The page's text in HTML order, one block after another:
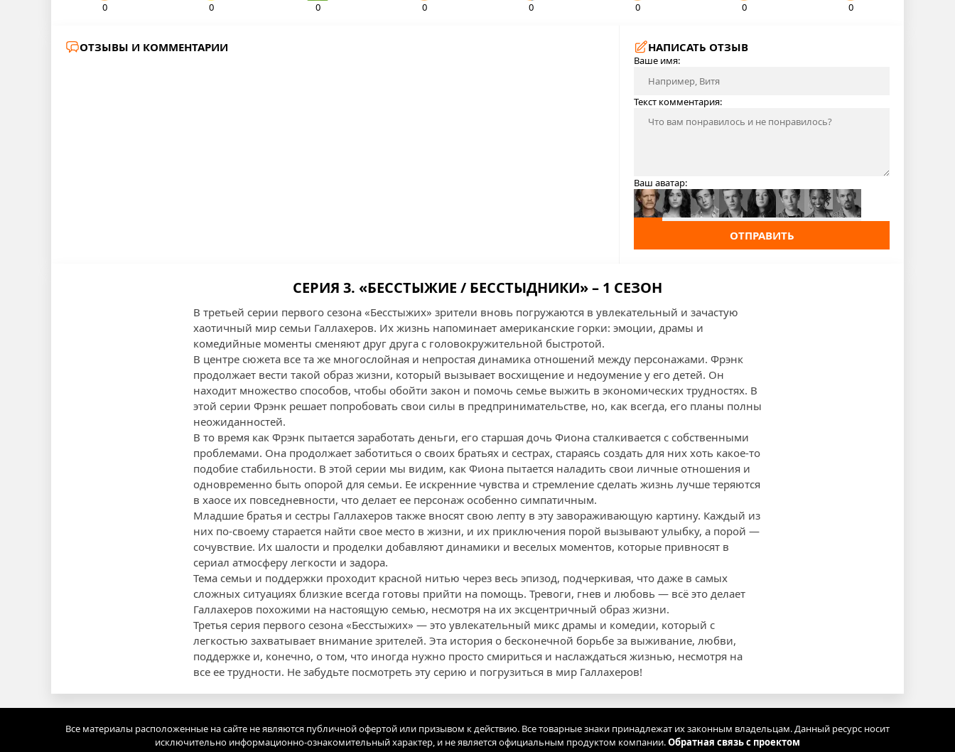
0 0 0 0 0 0 0 0
ОТЗЫВЫ И КОММЕНТАРИИ НАПИСАТЬ ОТЗЫВ
Ваше имя:
Текст комментария:
Ваш аватар:
ОТПРАВИТЬ
СЕРИЯ 3. «БЕССТЫЖИЕ / БЕССТЫДНИКИ» – 1 СЕЗОН
В третьей серии первого сезона «Бесстыжих» зрители вновь погружаются в увлекательный и зачастую
хаотичный мир семьи Галлахеров. Их жизнь напоминает американские горки: эмоции, драмы и
комедийные моменты сменяют друг друга с головокружительной быстротой.
В центре сюжета все та же многослойная и непростая динамика отношений между персонажами. Фрэнк
продолжает вести такой образ жизни, который вызывает восхищение и недоумение у его детей. Он
находит множество способов, чтобы обойти закон и помочь семье выжить в экономических трудностях. В
этой серии Фрэнк решает попробовать свои силы в предпринимательстве, но, как всегда, его планы полны
неожиданностей.
В то время как Фрэнк пытается заработать деньги, его старшая дочь Фиона сталкивается с собственными
проблемами. Она продолжает заботиться о своих братьях и сестрах, стараясь создать для них хоть какое-то
подобие стабильности. В этой серии мы видим, как Фиона пытается наладить свои личные отношения и
одновременно быть опорой для семьи. Ее искренние чувства и стремление сделать жизнь лучше теряются
в хаосе их повседневности, что делает ее персонаж особенно симпатичным.
Младшие братья и сестры Галлахеров также вносят свою лепту в эту завораживающую картину. Каждый из
них по-своему старается найти свое место в жизни, и их приключения порой вызывают улыбку, а порой —
сочувствие. Их шалости и проделки добавляют динамики и веселых моментов, которые привносят в
сериал атмосферу легкости и задора.
Тема семьи и поддержки проходит красной нитью через весь эпизод, подчеркивая, что даже в самых
сложных ситуациях близкие всегда готовы прийти на помощь. Тревоги, гнев и любовь — всё это делает
Галлахеров похожими на настоящую семью, несмотря на их эксцентричный образ жизни.
Третья серия первого сезона «Бесстыжих» — это увлекательный микс драмы и комедии, который с
легкостью захватывает внимание зрителей. Эта история о бесконечной борьбе за выживание, любви,
поддержке и, конечно, о том, что иногда нужно просто смириться и наслаждаться жизнью, несмотря на
все ее трудности. Не забудьте посмотреть эту серию и погрузиться в мир Галлахеров!
Все материалы расположенные на сайте не являются публичной офертой или призывом к действию. Все товарные знаки принадлежат их законным владельцам. Данный ресурс носит
исключительно информационно-ознакомительный характер, и не является официальным продуктом компании.Обратная связь с проектом